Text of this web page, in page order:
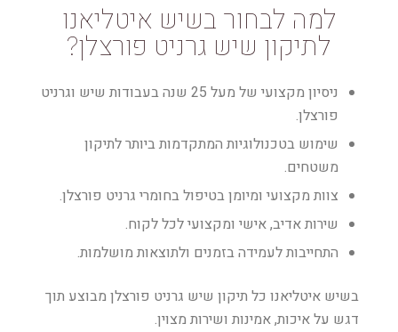
למה לבחור בשיש איטליאנו
לתיקון שיש גרניט פורצלן?
ניסיון מקצועי של מעל 25 שנה בעבודות שיש וגרניט
פורצלן.
שימוש בטכנולוגיות המתקדמות ביותר לתיקון
משטחים.
צוות מקצועי ומיומן בטיפול בחומרי גרניט פורצלן.
שירות אדיב, אישי ומקצועי לכל לקוח.
התחייבות לעמידה בזמנים ולתוצאות מושלמות.
בשיש איטליאנו כל תיקון שיש גרניט פורצלן מבוצע תוך
דגש על איכות, אמינות ושירות מצוין.